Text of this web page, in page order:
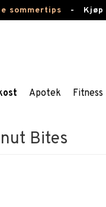
sommertips -
Apotek Fitness
Bites